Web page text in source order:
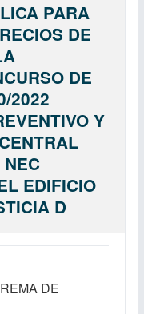
PARA
DE
DE
2022
Y
EDIFICIO
D
DE